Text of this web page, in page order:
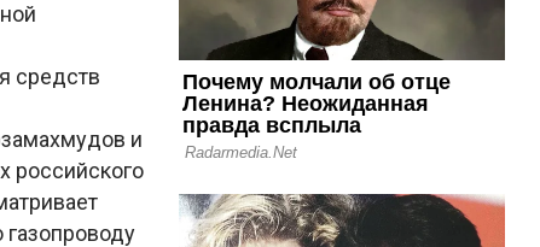
средств
и
российского
газопроводу